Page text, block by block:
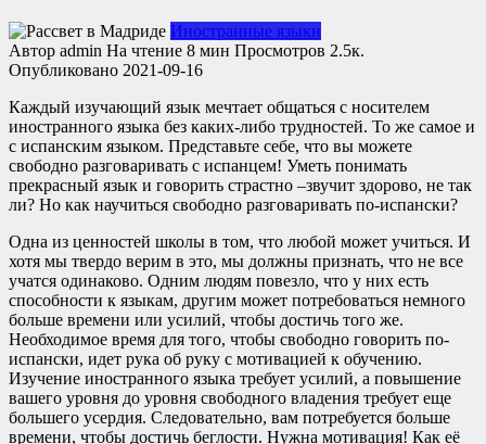
Иностранные языки
Автор admin На чтение 8 мин Просмотров 2.5к.
Опубликовано 2021-09-16
Каждый изучающий язык мечтает общаться с носителем
иностранного языка без каких-либо трудностей. То же самое и
с испанским языком. Представьте себе, что вы можете
свободно разговаривать с испанцем! Уметь понимать
прекрасный язык и говорить страстно –звучит здорово, не так
ли? Но как научиться свободно разговаривать по-испански?
Одна из ценностей школы в том, что любой может учиться. И
хотя мы твердо верим в это, мы должны признать, что не все
учатся одинаково. Одним людям повезло, что у них есть
способности к языкам, другим может потребоваться немного
больше времени или усилий, чтобы достичь того же.
Необходимое время для того, чтобы свободно говорить по-
испански, идет рука об руку с мотивацией к обучению.
Изучение иностранного языка требует усилий, а повышение
вашего уровня до уровня свободного владения требует еще
большего усердия. Следовательно, вам потребуется больше
времени, чтобы достичь беглости. Нужна мотивация! Как её